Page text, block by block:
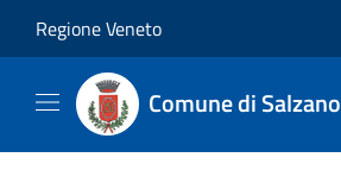
Regione Veneto
Comune di Salzano